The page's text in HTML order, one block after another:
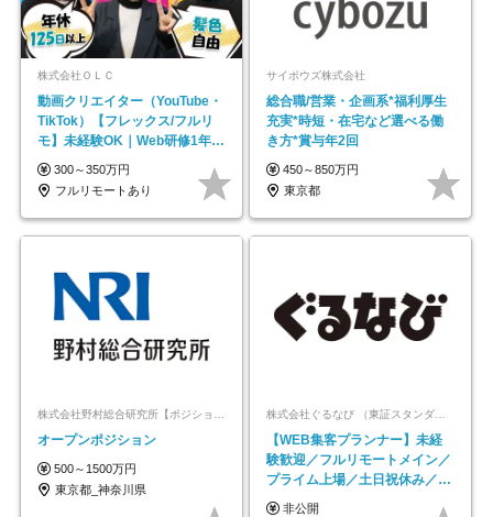
株式会社ＯＬＣ
動画クリエイター（YouTube・
TikTok）【フレックス/フルリ
モ】未経験OK｜Web研修1年間
｜副業OK
300～350万円
フルリモートあり
サイボウズ株式会社
総合職/営業・企画系*福利厚生
充実*時短・在宅など選べる働
き方*賞与年2回
450～850万円
東京都
株式会社野村総合研究所【ポジションマッチ登録】
オープンポジション
500～1500万円
東京都_神奈川県
株式会社ぐるなび （東証スタンダード上場）
【WEB集客プランナー】未経
験歓迎／フルリモートメイン／
プライム上場／土日祝休み／東
京・大阪・名古屋
非公開